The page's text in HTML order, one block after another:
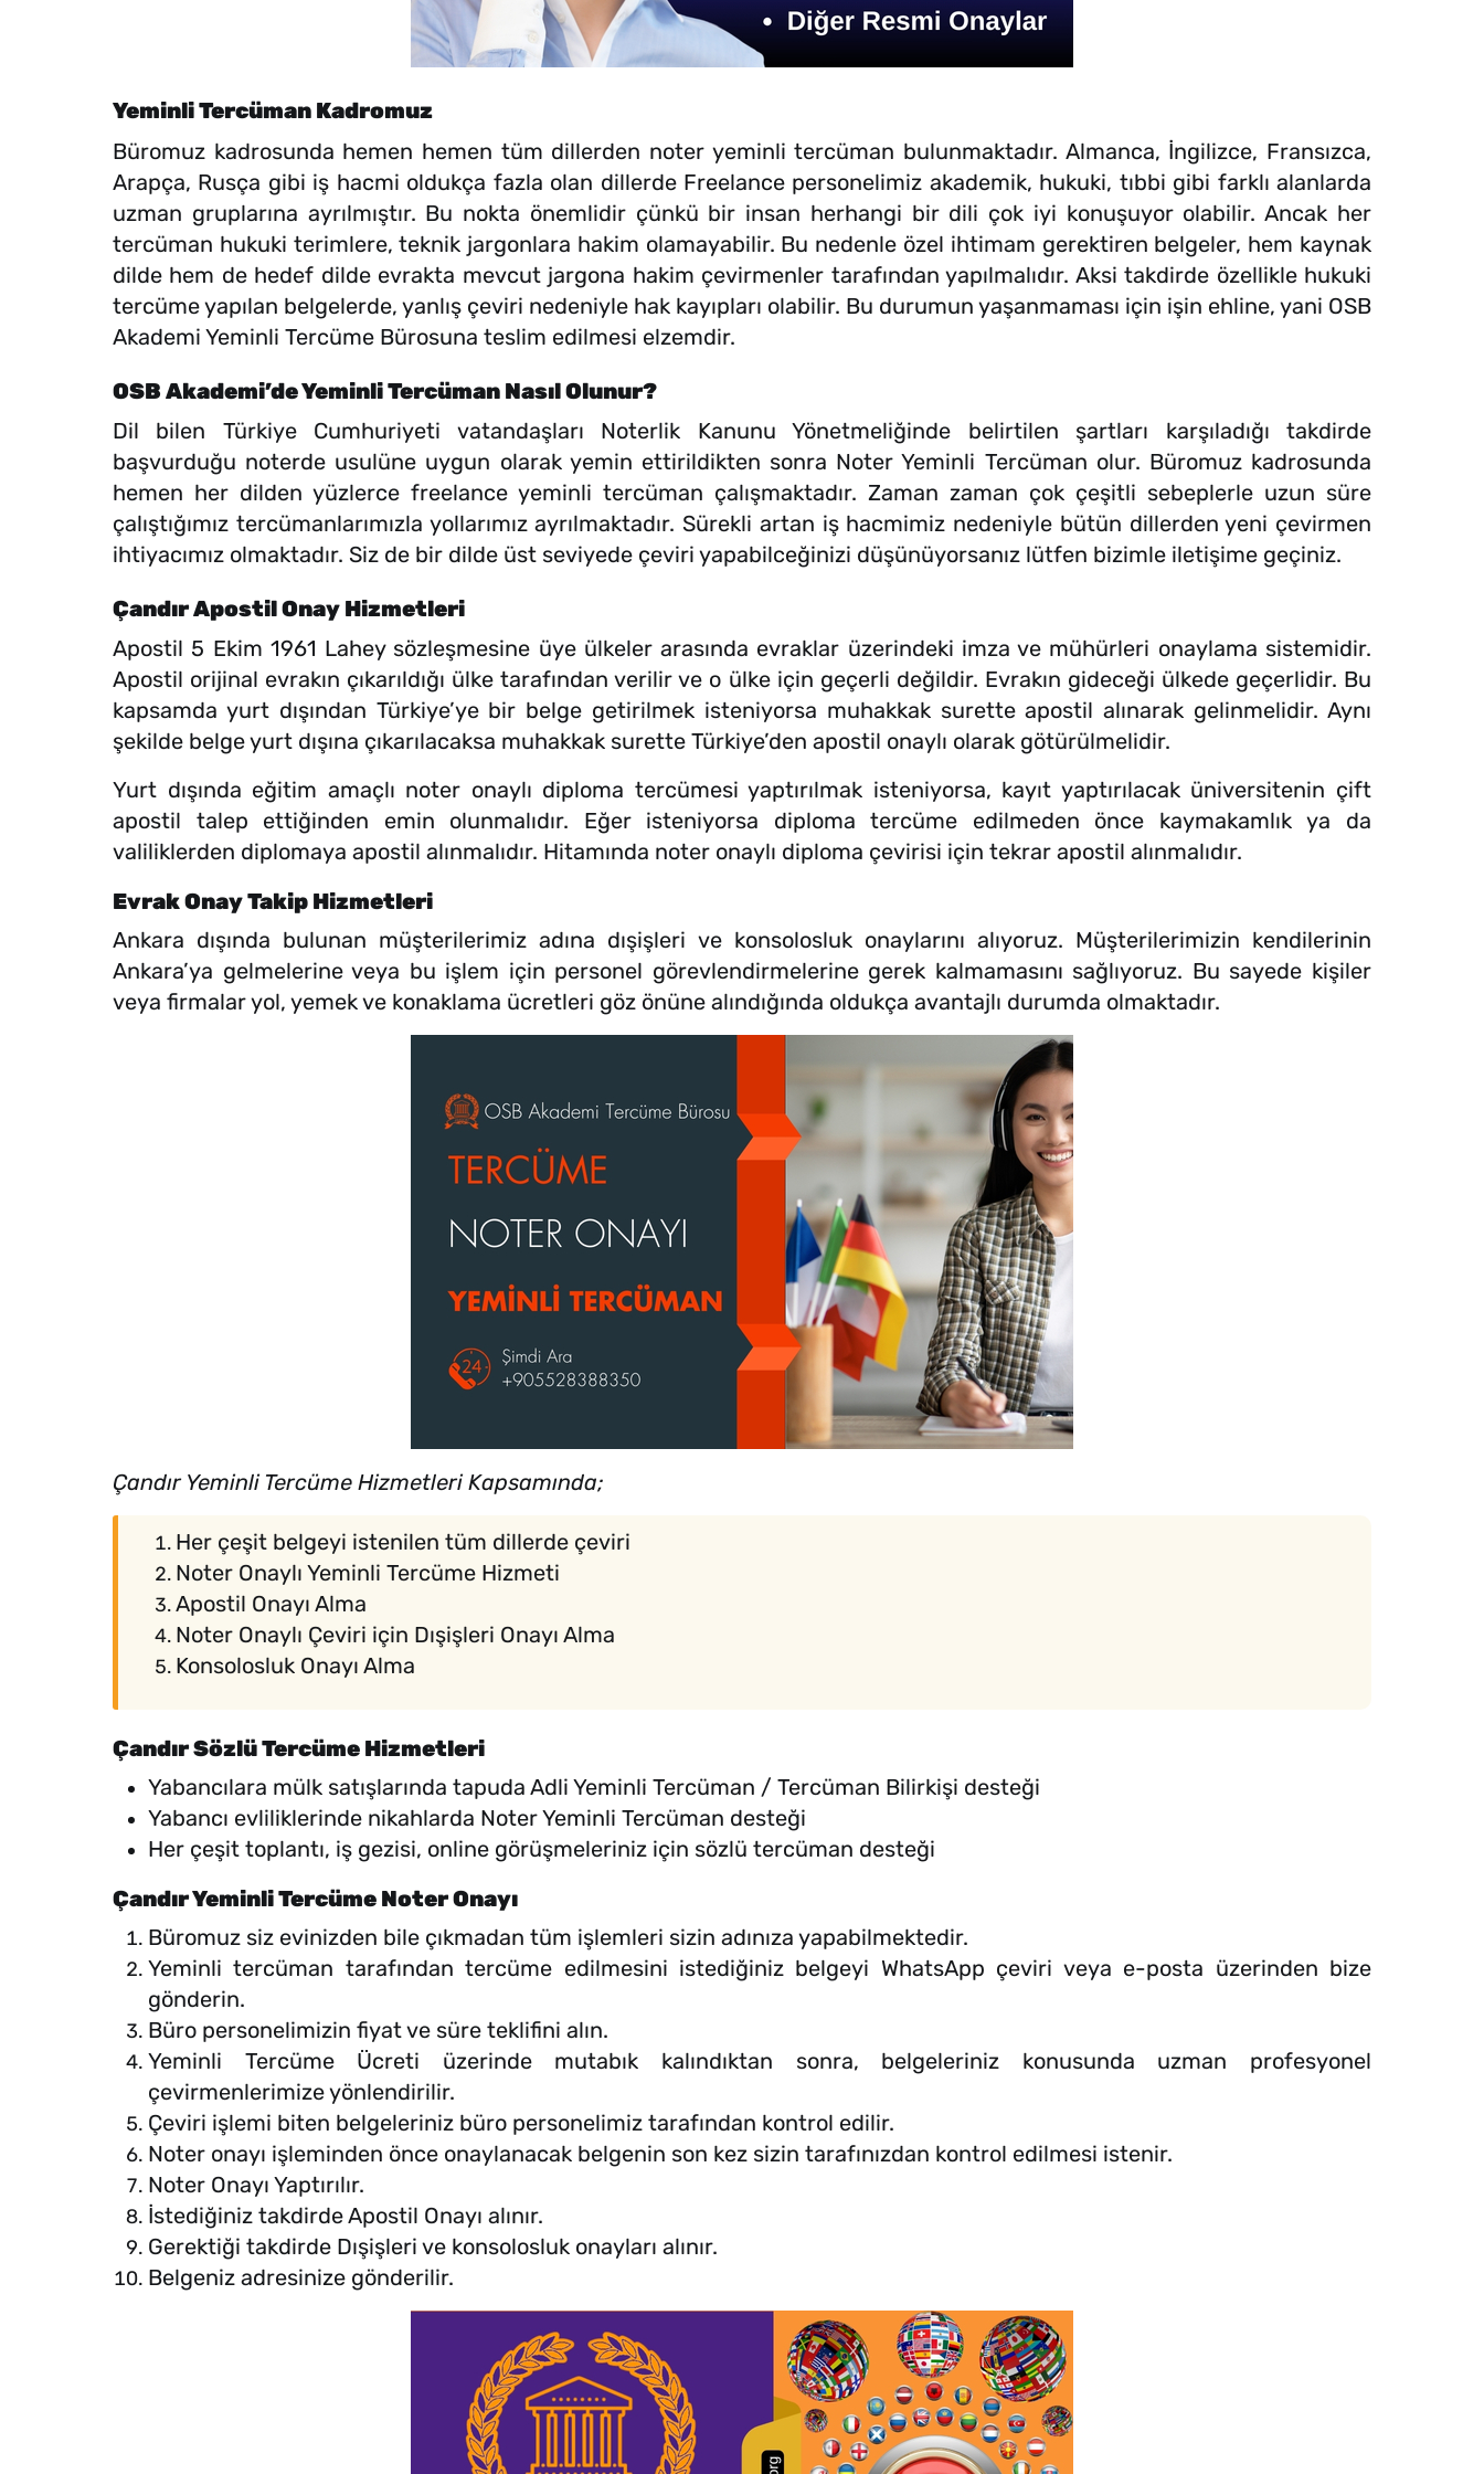
Yeminli Tercüman Kadromuz
Büromuz kadrosunda hemen hemen tüm dillerden noter yeminli tercüman bulunmaktadır. Almanca, İngilizce, Fransızca,
Arapça, Rusça gibi iş hacmi oldukça fazla olan dillerde Freelance personelimiz akademik, hukuki, tıbbi gibi farklı alanlarda
uzman gruplarına ayrılmıştır. Bu nokta önemlidir çünkü bir insan herhangi bir dili çok iyi konuşuyor olabilir. Ancak her
tercüman hukuki terimlere, teknik jargonlara hakim olamayabilir. Bu nedenle özel ihtimam gerektiren belgeler, hem kaynak
dilde hem de hedef dilde evrakta mevcut jargona hakim çevirmenler tarafından yapılmalıdır. Aksi takdirde özellikle hukuki
tercüme yapılan belgelerde, yanlış çeviri nedeniyle hak kayıpları olabilir. Bu durumun yaşanmaması için işin ehline, yani OSB
Akademi Yeminli Tercüme Bürosuna teslim edilmesi elzemdir.
OSB Akademi’de Yeminli Tercüman Nasıl Olunur?
Dil bilen Türkiye Cumhuriyeti vatandaşları Noterlik Kanunu Yönetmeliğinde belirtilen şartları karşıladığı takdirde
başvurduğu noterde usulüne uygun olarak yemin ettirildikten sonra Noter Yeminli Tercüman olur. Büromuz kadrosunda
hemen her dilden yüzlerce freelance yeminli tercüman çalışmaktadır. Zaman zaman çok çeşitli sebeplerle uzun süre
çalıştığımız tercümanlarımızla yollarımız ayrılmaktadır. Sürekli artan iş hacmimiz nedeniyle bütün dillerden yeni çevirmen
ihtiyacımız olmaktadır. Siz de bir dilde üst seviyede çeviri yapabilceğinizi düşünüyorsanız lütfen bizimle iletişime geçiniz.
Çandır Apostil Onay Hizmetleri
Apostil 5 Ekim 1961 Lahey sözleşmesine üye ülkeler arasında evraklar üzerindeki imza ve mühürleri onaylama sistemidir.
Apostil orijinal evrakın çıkarıldığı ülke tarafından verilir ve o ülke için geçerli değildir. Evrakın gideceği ülkede geçerlidir. Bu
kapsamda yurt dışından Türkiye’ye bir belge getirilmek isteniyorsa muhakkak surette apostil alınarak gelinmelidir. Aynı
şekilde belge yurt dışına çıkarılacaksa muhakkak surette Türkiye’den apostil onaylı olarak götürülmelidir.
Yurt dışında eğitim amaçlı noter onaylı diploma tercümesi yaptırılmak isteniyorsa, kayıt yaptırılacak üniversitenin çift
apostil talep ettiğinden emin olunmalıdır. Eğer isteniyorsa diploma tercüme edilmeden önce kaymakamlık ya da
valiliklerden diplomaya apostil alınmalıdır. Hitamında noter onaylı diploma çevirisi için tekrar apostil alınmalıdır.
Evrak Onay Takip Hizmetleri
Ankara dışında bulunan müşterilerimiz adına dışişleri ve konsolosluk onaylarını alıyoruz. Müşterilerimizin kendilerinin
Ankara’ya gelmelerine veya bu işlem için personel görevlendirmelerine gerek kalmamasını sağlıyoruz. Bu sayede kişiler
veya firmalar yol, yemek ve konaklama ücretleri göz önüne alındığında oldukça avantajlı durumda olmaktadır.
Çandır Yeminli Tercüme Hizmetleri Kapsamında;
Her çeşit belgeyi istenilen tüm dillerde çeviri
Noter Onaylı Yeminli Tercüme Hizmeti
Apostil Onayı Alma
Noter Onaylı Çeviri için Dışişleri Onayı Alma
Konsolosluk Onayı Alma
Çandır Sözlü Tercüme Hizmetleri
Yabancılara mülk satışlarında tapuda Adli Yeminli Tercüman / Tercüman Bilirkişi desteği
Yabancı evliliklerinde nikahlarda Noter Yeminli Tercüman desteği
Her çeşit toplantı, iş gezisi, online görüşmeleriniz için sözlü tercüman desteği
Çandır Yeminli Tercüme Noter Onayı
Büromuz siz evinizden bile çıkmadan tüm işlemleri sizin adınıza yapabilmektedir.
Yeminli tercüman tarafından tercüme edilmesini istediğiniz belgeyi WhatsApp çeviri veya e-posta üzerinden bize
gönderin.
Büro personelimizin fiyat ve süre teklifini alın.
Yeminli Tercüme Ücreti üzerinde mutabık kalındıktan sonra, belgeleriniz konusunda uzman profesyonel
çevirmenlerimize yönlendirilir.
Çeviri işlemi biten belgeleriniz büro personelimiz tarafından kontrol edilir.
Noter onayı işleminden önce onaylanacak belgenin son kez sizin tarafınızdan kontrol edilmesi istenir.
Noter Onayı Yaptırılır.
İstediğiniz takdirde Apostil Onayı alınır.
Gerektiği takdirde Dışişleri ve konsolosluk onayları alınır.
Belgeniz adresinize gönderilir.